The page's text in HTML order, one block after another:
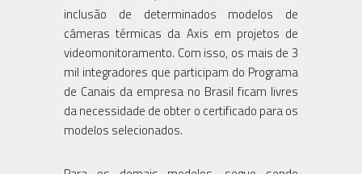
inclusão de determinados modelos de
câmeras térmicas da Axis em projetos de
videomonitoramento. Com isso, os mais de 3
mil integradores que participam do Programa
de Canais da empresa no Brasil ficam livres
da necessidade de obter o certificado para os
modelos selecionados.